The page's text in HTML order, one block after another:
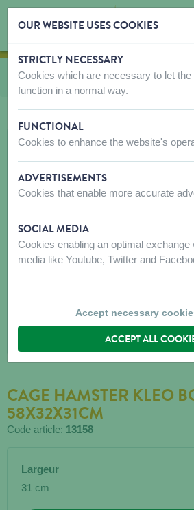
Skip content
Skip language choice
Vous êtes ici:
de Cages d'intérieur
CAGE HAMSTER KLEO
58X32X31CM
Code article: 13158
Largeur
31 cm
OUR WEBSITE USES COOKIES
STRICTLY NECESSARY
Cookies which are necessary to let the
function in a normal way.
FUNCTIONAL
Cookies to enhance the website's
ADVERTISEMENTS
Cookies that enable more accurate
SOCIAL MEDIA
Cookies enabling an optimal exchange
media like Youtube, Twitter and
Accept necessary
ACCEPT ALL